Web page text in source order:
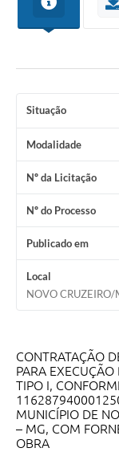
Situação
Modalidade
Nº da Licitação
Nº do Processo
Publicado em
Local
NOVO CRUZEIRO/
CONTRATAÇÃO
PARA
TIPO I,
MUNICÍPIO DE
– MG, COM
OBRA